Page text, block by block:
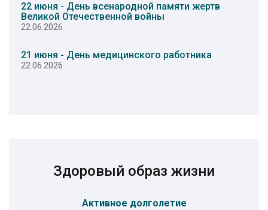
22 июня - День всенародной памяти жертв
Великой Отечественной войны
22.06.2026
21 июня - День медицинского работника
22.06.2026
Здоровый образ жизни
Активное долголетие